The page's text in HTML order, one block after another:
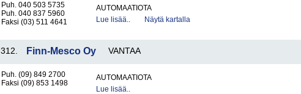
Puh. 040 503 5735
Puh. 040 837 5960
Faksi (03) 511 4641
AUTOMAATIOTA
Lue lisää..
Näytä kartalla
312. Finn-Mesco Oy VANTAA
Puh. (09) 849 2700
Faksi (09) 853 1498
AUTOMAATIOTA
Lue lisää..